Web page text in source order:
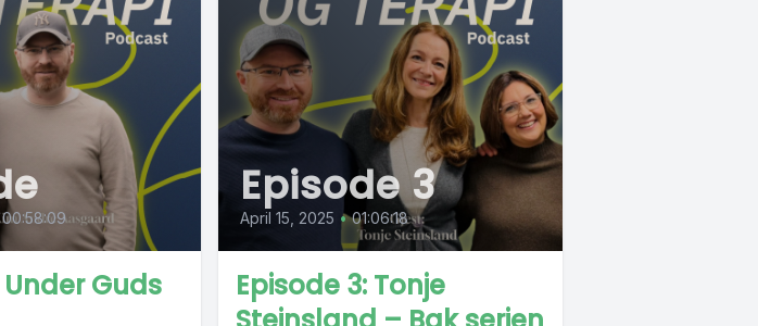
00:58:09
Under Guds
Episode 3
April 15, 2025 • 01:06:18
Episode 3: Tonje